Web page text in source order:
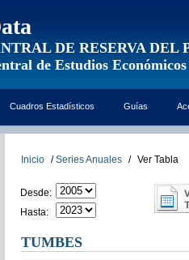
DE RESERVA DEL
de Estudios Económicos
Cuadros Estadísticos Guías
Inicio / Series Anuales / Ver Tabla
Desde:
Hasta:
TUMBES